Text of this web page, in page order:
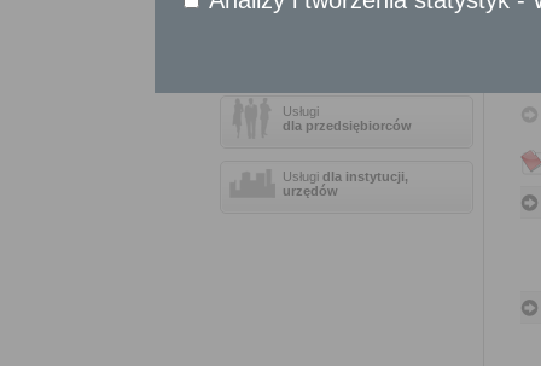
Sprawy obywatelskie
Usługi
dla przedsiębiorców
Usługi dla instytucji,
urzędów